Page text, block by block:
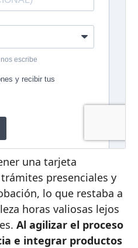
una tarjeta
presenciales y
lo que restaba a
horas valiosas lejos
Al agilizar el proceso
e integrar productos